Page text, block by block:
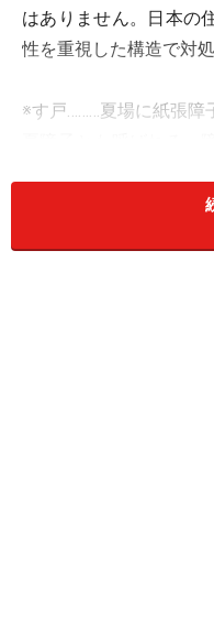
はありません。日本の
性を重視した構造で対
※す戸………夏場に紙張障
しかし今日、冷暖房な